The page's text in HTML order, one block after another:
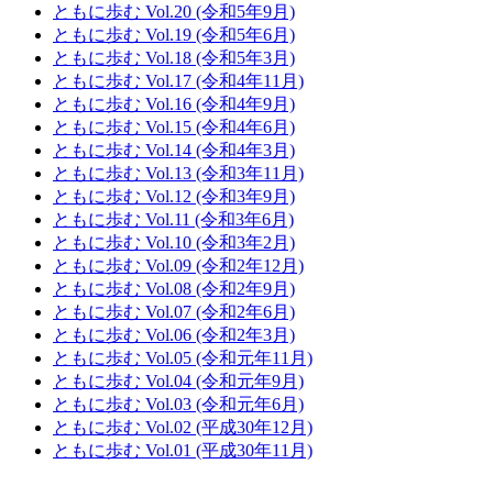
ともに歩む Vol.20 (令和5年9月)
ともに歩む Vol.19 (令和5年6月)
ともに歩む Vol.18 (令和5年3月)
ともに歩む Vol.17 (令和4年11月)
ともに歩む Vol.16 (令和4年9月)
ともに歩む Vol.15 (令和4年6月)
ともに歩む Vol.14 (令和4年3月)
ともに歩む Vol.13 (令和3年11月)
ともに歩む Vol.12 (令和3年9月)
ともに歩む Vol.11 (令和3年6月)
ともに歩む Vol.10 (令和3年2月)
ともに歩む Vol.09 (令和2年12月)
ともに歩む Vol.08 (令和2年9月)
ともに歩む Vol.07 (令和2年6月)
ともに歩む Vol.06 (令和2年3月)
ともに歩む Vol.05 (令和元年11月)
ともに歩む Vol.04 (令和元年9月)
ともに歩む Vol.03 (令和元年6月)
ともに歩む Vol.02 (平成30年12月)
ともに歩む Vol.01 (平成30年11月)